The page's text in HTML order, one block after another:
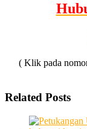
( Klik pada
Related Posts